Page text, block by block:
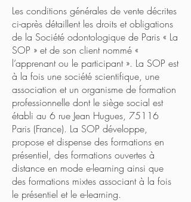
Les conditions générales de vente décrites
ci-après détaillent les droits et obligations
de la Société odontologique de Paris « La
SOP » et de son client nommé «
l’apprenant ou le participant ». La SOP est
à la fois une société scientifique, une
association et un organisme de formation
professionnelle dont le siège social est
établi au 6 rue Jean Hugues, 75116
Paris (France). La SOP développe,
propose et dispense des formations en
présentiel, des formations ouvertes à
distance en mode e-learning ainsi que
des formations mixtes associant à la fois
le présentiel et le e-learning.